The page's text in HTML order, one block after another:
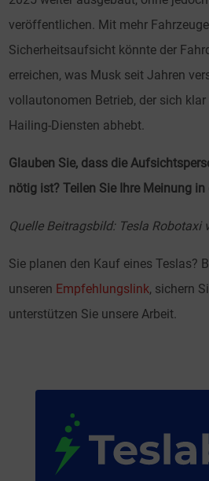
veröffentlichen. Mit mehr
Sicherheitsaufsicht könnte der
erreichen, was Musk seit Jahren
vollautonomen Betrieb, der sich
Hailing-Diensten abhebt.
Glauben Sie, dass die
nötig ist? Teilen Sie Ihre Meinung
Quelle Beitragsbild: Tesla Robotaxi
Sie planen den Kauf eines Teslas?
unseren Empfehlungslink, sichern
unterstützen Sie unsere Arbeit.